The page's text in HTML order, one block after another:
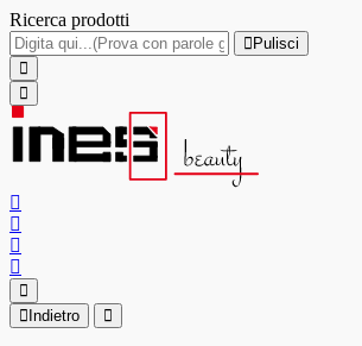
Ricerca prodotti
Pulisci
Indietro